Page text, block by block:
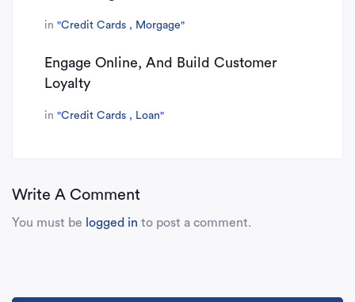
in "Credit Cards , Morgage"
Engage Online, And Build Customer
Loyalty
in "Credit Cards , Loan"
Write A Comment
You must be logged in to post a comment.